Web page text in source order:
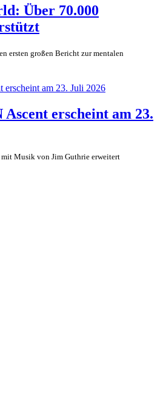
Über 70.000
ersten großen Bericht zur mentalen
erscheint am 23.
Musik von Jim Guthrie erweitert